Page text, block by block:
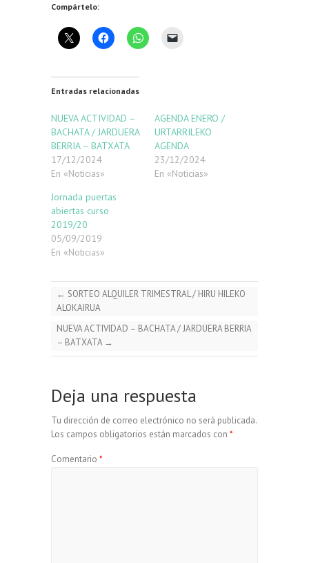
Compártelo:
Entradas relacionadas
NUEVA ACTIVIDAD –
BACHATA / JARDUERA
BERRIA – BATXATA
17/12/2024
En «Noticias»
AGENDA ENERO /
URTARRILEKO
AGENDA
23/12/2024
En «Noticias»
Jornada puertas
abiertas curso
2019/20
05/09/2019
En «Noticias»
← SORTEO ALQUILER TRIMESTRAL / HIRU HILEKO
ALOKAIRUA
NUEVA ACTIVIDAD – BACHATA / JARDUERA BERRIA
– BATXATA →
Deja una respuesta
Tu dirección de correo electrónico no será publicada.
Los campos obligatorios están marcados con *
Comentario *